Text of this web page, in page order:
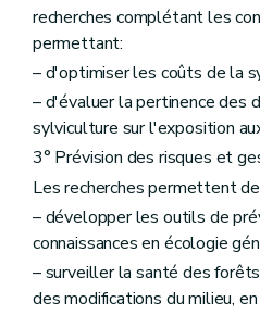
recherches complétant les
permettant:
– d'optimiser les coûts de la
– d'évaluer la pertinence des
sylviculture sur l'exposition
3° Prévision des risques et
Les recherches permettent
– développer les outils de
connaissances en écologie
– surveiller la santé des
des modifications du milieu,